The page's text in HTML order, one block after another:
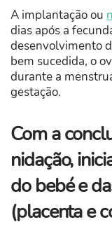
A implantação ou
dias após a
desenvolvimento
bem sucedida, o
durante a
gestação.
Com a
nidação,
do bebé e
(placenta e